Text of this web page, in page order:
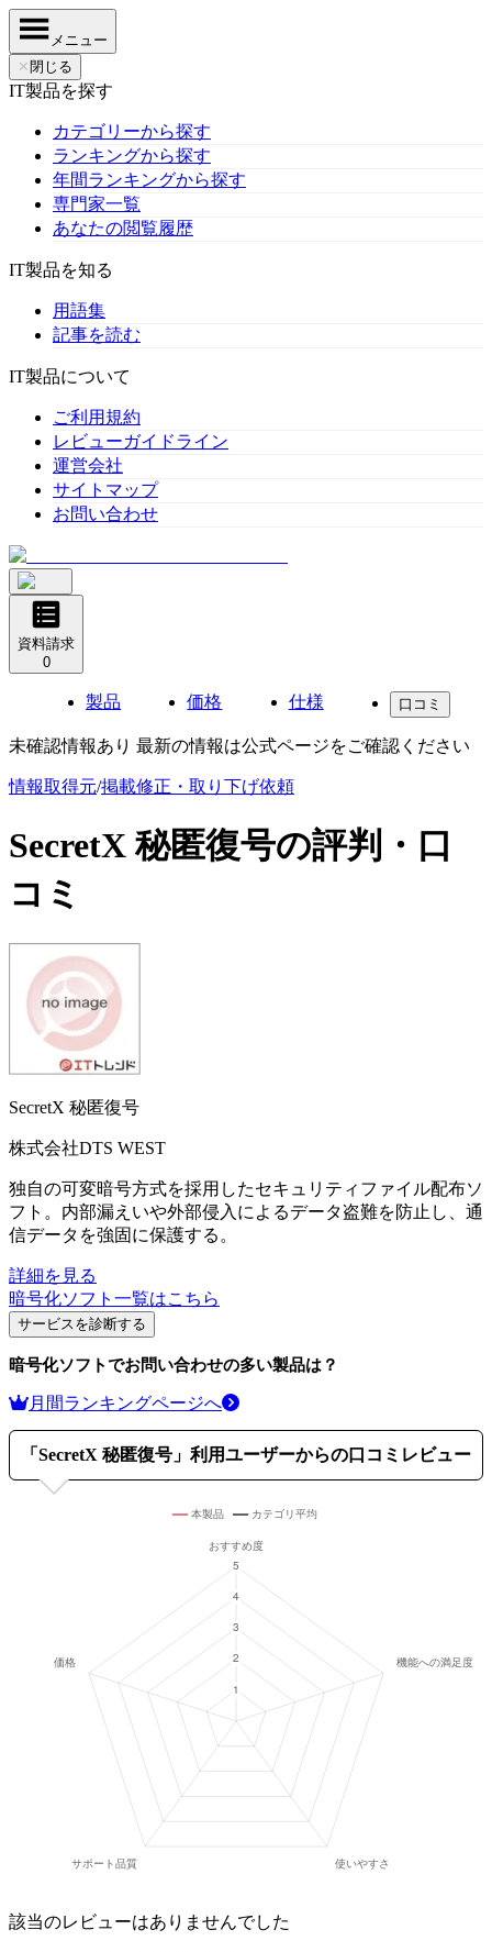
メニュー
✕ 閉じる
IT製品を探す
カテゴリーから探す
ランキングから探す
年間ランキングから探す
専門家一覧
あなたの閲覧履歴
IT製品を知る
用語集
記事を読む
IT製品について
ご利用規約
レビューガイドライン
運営会社
サイトマップ
お問い合わせ
資料請求
0
製品 価格 仕様 口コミ
未確認情報あり 最新の情報は公式ページをご確認ください
情報取得元/掲載修正・取り下げ依頼
SecretX 秘匿復号の評判・口
コミ
SecretX 秘匿復号
株式会社DTS WEST
独自の可変暗号方式を採用したセキュリティファイル配布ソ
フト。内部漏えいや外部侵入によるデータ盗難を防止し、通
信データを強固に保護する。
詳細を見る
暗号化ソフト 一覧はこちら
サービスを診断する
暗号化ソフトでお問い合わせの多い製品は？
月間ランキングページへ
「 SecretX 秘匿復号 」利用ユーザーからの口コミレビュー
該当のレビューはありませんでした